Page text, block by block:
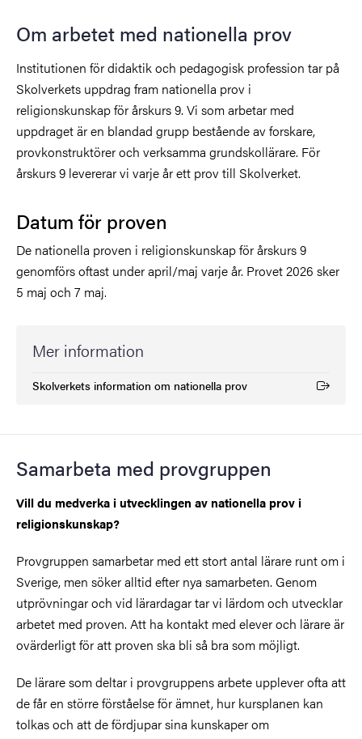
Om arbetet med nationella prov
Institutionen för didaktik och pedagogisk profession tar på
Skolverkets uppdrag fram nationella prov i
religionskunskap för årskurs 9. Vi som arbetar med
uppdraget är en blandad grupp bestående av forskare,
provkonstruktörer och verksamma grundskollärare. För
årskurs 9 levererar vi varje år ett prov till Skolverket.
Datum för proven
De nationella proven i religionskunskap för årskurs 9
genomförs oftast under april/maj varje år. Provet 2026 sker
5 maj och 7 maj.
Mer information
Skolverkets information om nationella prov
(Extern länk)
Samarbeta med provgruppen
Vill du medverka i utvecklingen av nationella prov i
religionskunskap?
Provgruppen samarbetar med ett stort antal lärare runt om i
Sverige, men söker alltid efter nya samarbeten. Genom
utprövningar och vid lärardagar tar vi lärdom och utvecklar
arbetet med proven. Att ha kontakt med elever och lärare är
ovärderligt för att proven ska bli så bra som möjligt.
De lärare som deltar i provgruppens arbete upplever ofta att
de får en större förståelse för ämnet, hur kursplanen kan
tolkas och att de fördjupar sina kunskaper om